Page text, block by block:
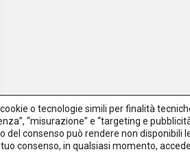
o tecnologie simili per finalità
“misurazione” e “targeting e
del consenso può rendere non disponibili
consenso, in qualsiasi momento,